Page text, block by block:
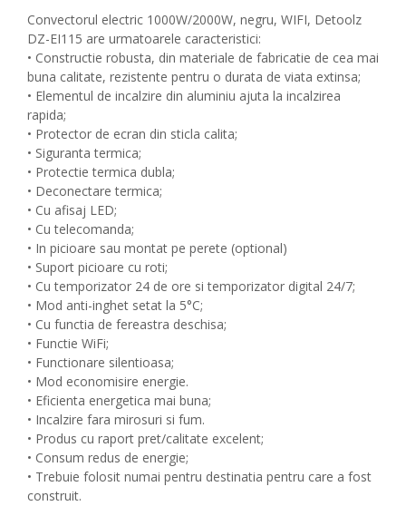
Convectorul electric 1000W/2000W, negru, WIFI, Detoolz
DZ-EI115 are urmatoarele caracteristici:
• Constructie robusta, din materiale de fabricatie de cea mai
buna calitate, rezistente pentru o durata de viata extinsa;
• Elementul de incalzire din aluminiu ajuta la incalzirea
rapida;
• Protector de ecran din sticla calita;
• Siguranta termica;
• Protectie termica dubla;
• Deconectare termica;
• Cu afisaj LED;
• Cu telecomanda;
• In picioare sau montat pe perete (optional)
• Suport picioare cu roti;
• Cu temporizator 24 de ore si temporizator digital 24/7;
• Mod anti-inghet setat la 5°C;
• Cu functia de fereastra deschisa;
• Functie WiFi;
• Functionare silentioasa;
• Mod economisire energie.
• Eficienta energetica mai buna;
• Incalzire fara mirosuri si fum.
• Produs cu raport pret/calitate excelent;
• Consum redus de energie;
• Trebuie folosit numai pentru destinatia pentru care a fost
construit.